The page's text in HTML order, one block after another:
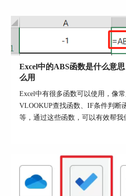
图2：选择
然后就可以在excel最开始选
Excel中的ABS函数是什么意思 Excel中的ABS函数
么用
Excel中有很多函数可以使用，像常
VLOOKUP查找函数、IF条件判断
等，通过这些函数，可以有效帮
率。接下来我们就以ABS函数为例
内容，方法步骤非常简单，一起来